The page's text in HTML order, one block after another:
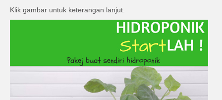
Klik gambar untuk keterangan lanjut.